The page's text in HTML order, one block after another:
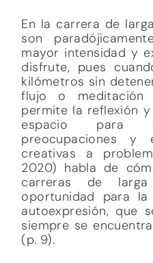
En la carrera de
son
mayor intensidad y
disfrute, pues
kilómetros sin
flujo o meditación
permite la reflexión
espacio para
preocupaciones y
creativas a
2020) habla de
carreras de
oportunidad para
autoexpresión, que
siempre se
(p. 9).